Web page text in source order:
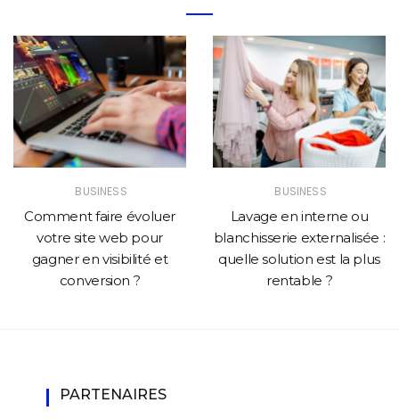
BUSINESS
Comment faire évoluer
votre site web pour
gagner en visibilité et
conversion ?
BUSINESS
Lavage en interne ou
blanchisserie externalisée :
quelle solution est la plus
rentable ?
PARTENAIRES